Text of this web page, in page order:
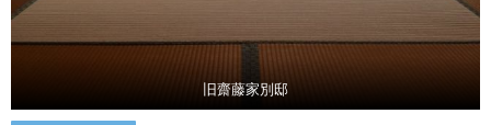
旧齋藤家別邸